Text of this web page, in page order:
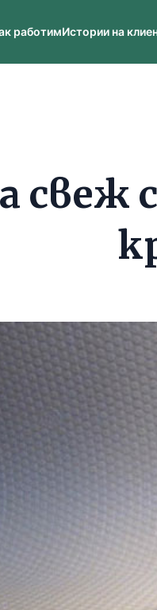
работимИстории на
свеж